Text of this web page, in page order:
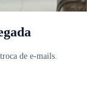
de e-mails.